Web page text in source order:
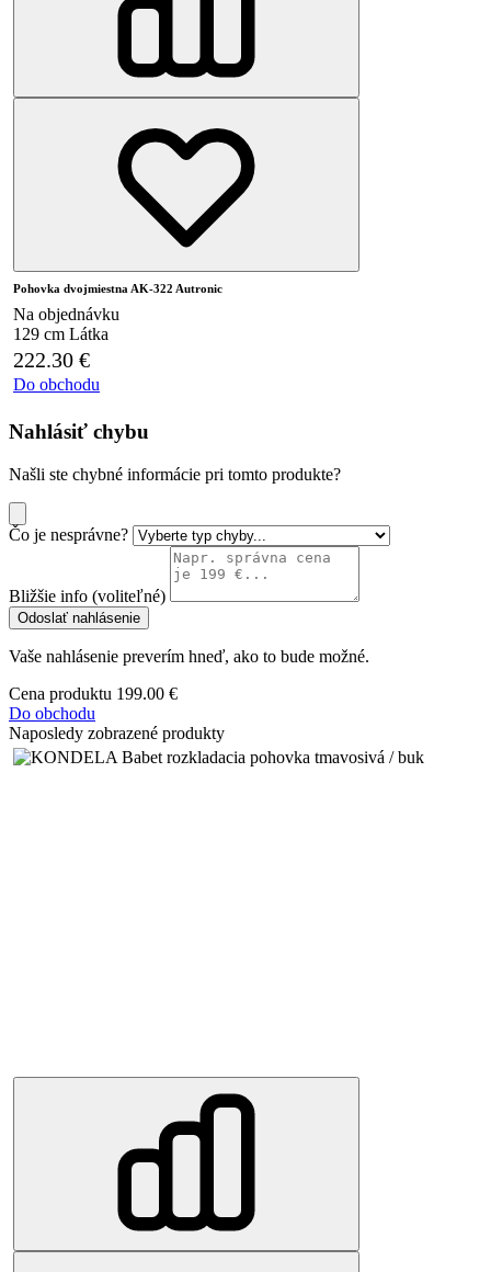
Pohovka dvojmiestna AK-322 Autronic
Na objednávku
129 cm Látka
222.30 €
Do obchodu
Nahlásiť chybu
Našli ste chybné informácie pri tomto produkte?
Čo je nesprávne?
Bližšie info (voliteľné)
Odoslať nahlásenie
Vaše nahlásenie preverím hneď, ako to bude možné.
Cena produktu 199.00 €
Do obchodu
Naposledy zobrazené produkty